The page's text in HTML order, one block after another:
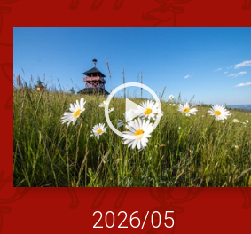
2026/05